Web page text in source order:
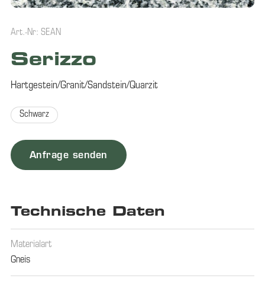
Art.-Nr: SEAN
Serizzo
Hartgestein/Granit/Sandstein/Quarzit
Schwarz
Anfrage senden
Technische Daten
Materialart
Gneis